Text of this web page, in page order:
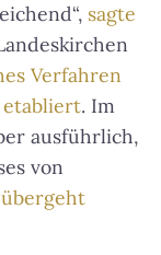
sagte
Verfahren
etabliert. Im
ausführlich,
von
übergeht